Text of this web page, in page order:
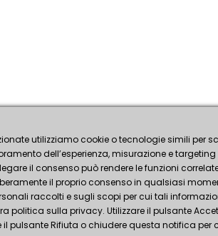
utilizziamo cookie o tecnologie simili per
dell’esperienza, misurazione e
il consenso può rendere le funzioni
il proprio consenso in qualsiasi
raccolti e sugli scopi per cui tali
politica sulla privacy. Utilizzare il pulsante
il pulsante Rifiuta o chiudere questa notifica